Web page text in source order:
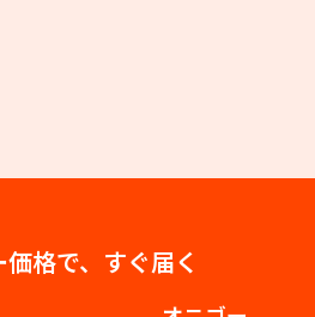
格で、すぐ届く